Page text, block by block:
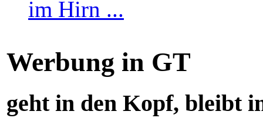
Werbung in GT
geht in den Kopf, bleibt